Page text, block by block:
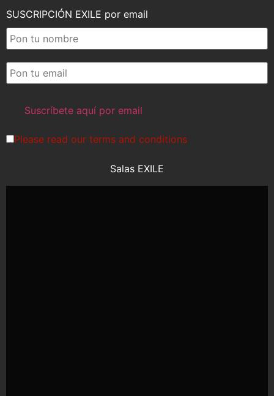
SUSCRIPCIÓN EXILE por email
Please read our terms and conditions
Salas EXILE